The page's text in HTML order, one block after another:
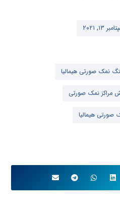
۱۳, ۲۰۲۱
نمک صورتی هیمالیا
مراکز نمک صورتی
هیمالیا